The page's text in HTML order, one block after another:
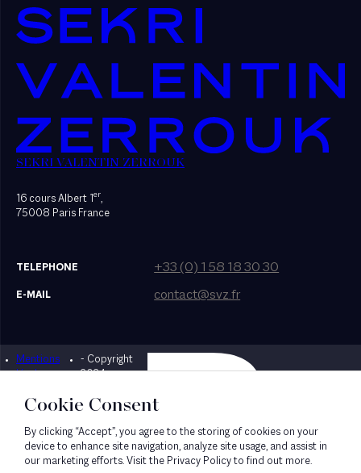
SEKRI VALENTIN ZERROUK
16 cours Albert 1er,
75008 Paris France
TELEPHONE +33 (0) 1 58 18 30 30
E-MAIL contact@svz.fr
Mentions
légales
- Copyright
2024
Designed by Bonhomme
Cookie Consent
By clicking “Accept”, you agree to the storing of cookies on your
device to enhance site navigation, analyze site usage, and assist in
our marketing efforts. Visit the Privacy Policy to find out more.